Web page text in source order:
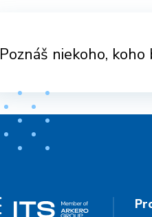
Poznáš niekoho,